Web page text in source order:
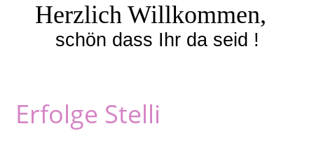
Herzlich Willkommen,
schön dass Ihr da seid !
Erfolge Stelli